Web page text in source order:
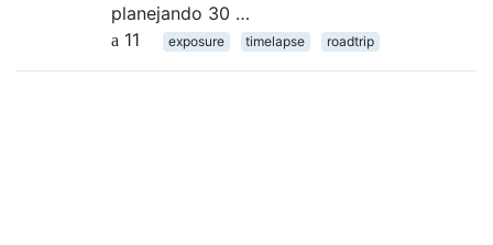
planejando 30 …
11
exposure timelapse roadtrip